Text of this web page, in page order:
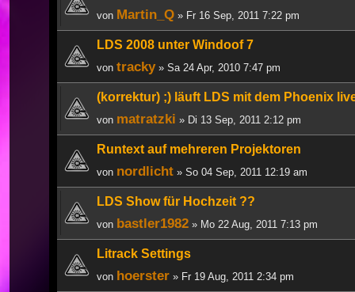
von Martin_Q » Fr 16 Sep, 2011 7:22 pm
LDS 2008 unter Windoof 7
von tracky» Sa 24 Apr, 2010 7:47 pm
(korrektur) ;) läuft LDS mit dem Phoenix
von matratzki » Di 13 Sep, 2011 2:12 pm
Runtext auf mehreren Projektoren
von nordlicht » So 04 Sep, 2011 12:19 am
LDS Show für Hochzeit ??
von bastler1982 » Mo 22 Aug, 2011 7:13 pm
Litrack Settings
von hoerster » Fr 19 Aug, 2011 2:34 pm